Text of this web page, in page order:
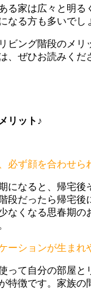
る家は広々と明
なる方も多いでし
ビング階段のメ
、ぜひお読みく
リット♪
必ず顔を合わせら
になると、帰宅
段だったら帰宅
なくなる思春期
ーションが生まれ
って自分の部屋
特徴です。家族